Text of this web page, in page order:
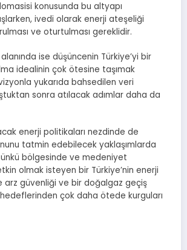
konusunda bu altyapı
ivedi olarak enerji ateşeliği
ve oturtulması gereklidir.
ise düşüncenin Türkiye’yi bir
idealinin çok ötesine taşımak
yukarıda bahsedilen veri
sonra atılacak adımlar daha da
enerji politikaları nezdinde de
tatmin edebilecek yaklaşımlarda
bölgesinde ve medeniyet
olmak isteyen bir Türkiye’nin enerji
arz güvenliği ve bir doğalgaz geçiş
çok daha ötede kurguları